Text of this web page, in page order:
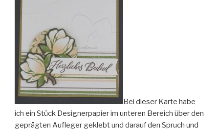
Bei dieser Karte habe
ich ein Stück Designerpapier im unteren Bereich über den
geprägten Aufleger geklebt und darauf den Spruch und